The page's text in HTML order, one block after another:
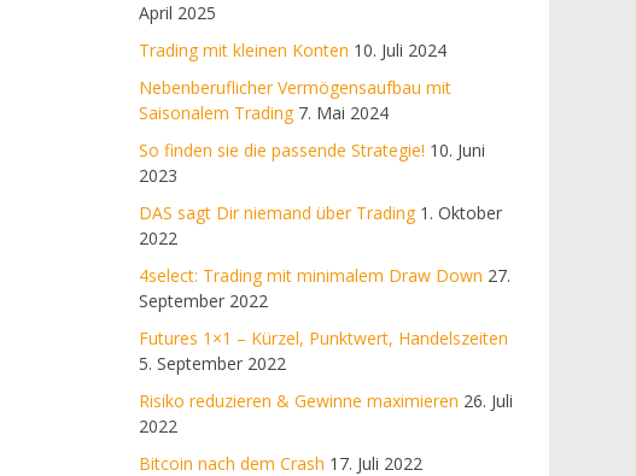
April 2025
Trading mit kleinen Konten 10. Juli 2024
Nebenberuflicher Vermögensaufbau mit
Saisonalem Trading 7. Mai 2024
So finden sie die passende Strategie! 10. Juni
2023
DAS sagt Dir niemand über Trading 1. Oktober
2022
4select: Trading mit minimalem Draw Down 27.
September 2022
Futures 1×1 – Kürzel, Punktwert, Handelszeiten
5. September 2022
Risiko reduzieren & Gewinne maximieren 26. Juli
2022
Bitcoin nach dem Crash 17. Juli 2022